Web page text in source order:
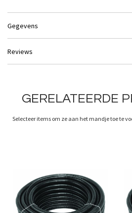
Gegevens
Reviews
GERELATEERDE
Selecteer items om ze aan het mandje toe te